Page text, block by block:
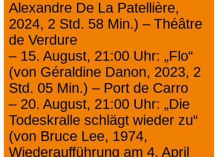
Alexandre De La Patellière,
2024, 2 Std. 58 Min.) – Théâtre
de Verdure
– 15. August, 21:00 Uhr: „Flo“
(von Géraldine Danon, 2023, 2
Std. 05 Min.) – Port de Carro
– 20. August, 21:00 Uhr: „Die
Todeskralle schlägt wieder zu“
(von Bruce Lee, 1974,
Wiederaufführung am 4. April